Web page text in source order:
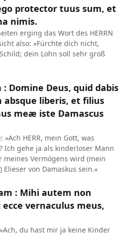
protector tuus sum, et
nimis.
erging das Wort des HERRN
also: »Fürchte dich nicht,
dein Lohn soll sehr groß
Domine Deus, quid dabis
absque liberis, et filius
meæ iste Damascus
HERR, mein Gott, was
Ich gehe ja als kinderloser Mann
Vermögens wird (mein
von Damaskus sein.«
: Mihi autem non
vernaculus meus,
du hast mir ja keine Kinder